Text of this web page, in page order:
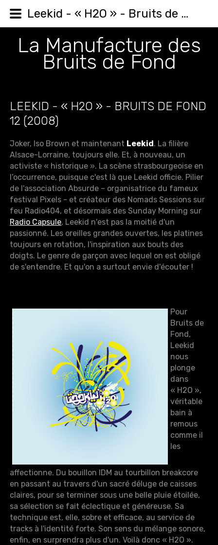
La Manufacture des
Bruits de Fond
LEEKID - « H2O » - BRUITS DE FOND
12 (2008)
Joker, Iso Brown et maintenant Leekid. La filière
Alsace-Lorraine, toujours elle. Et, à nouveau, un
activiste « historique ». La scène strasbourgeoise en
l’occurrence, puisque c'est là que Leekid officie. Pilier
de l'association Absurde – organisatrice du fameux
festival Pixels - et créateur des Nomads Sessions sur
feu Radio404, et désormais des Sunday Morning sur
Radio Capsule, Leekid n'est pas la moitié d'un
passionné. Les oreilles grandes ouvertes, les platines
toujours en rotation, l'inspiration aux bouts des
doigts. Le genre de garçon avec lequel on est obligé
de s'entendre. Et qu'on a surtout envie d'écouter !
Pour
Bruits de
Fond,
Leekid
nous
plonge
dans
« H2O »,
véritable
bain à
remous
comme il
les
affectionne. Du bouillon IDM au tourbillon breakcore
en passant au travers d'un sacré déluge de caisses
claires, pour se terminer sous une belle pluie étoilée,
sa sélection se fait éclectique et généreuse. Sa
technique est, elle, sobre et efficace, au service de
tracks à l'identité forte. Son sens du mélange sonore,
enfin, en surprendra plus d'un. Voilà donc « H2O ».
Leekid - « H2O » - Bruits de Fond 12 (2008)